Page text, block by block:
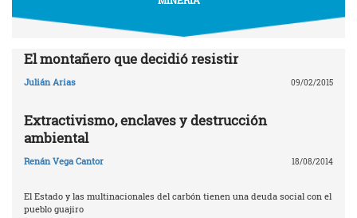
El montañero que decidió resistir
Julián Arias 09/02/2015
Extractivismo, enclaves y destrucción
ambiental
Renán Vega Cantor 18/08/2014
El Estado y las multinacionales del carbón tienen una deuda social con el
pueblo guajiro